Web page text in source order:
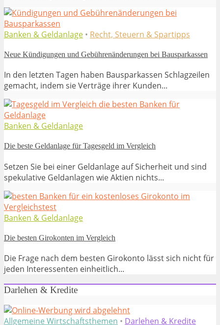
Banken & Geldanlage • Recht, Steuern & Spartipps
Neue Kündigungen und Gebührenänderungen bei Bausparkassen
In den letzten Tagen haben Bausparkassen Schlagzeilen
gemacht, indem sie Verträge ihrer Kunden...
Banken & Geldanlage
Die beste Geldanlage für Tagesgeld im Vergleich
Setzen Sie bei einer Geldanlage auf Sicherheit und sind
spekulative Geldanlagen wie Aktien nichts...
Banken & Geldanlage
Die besten Girokonten im Vergleich
Die Frage nach dem besten Girokonto lässt sich nicht für
jeden Interessenten einheitlich...
Darlehen & Kredite
Allgemeine Wirtschaftsthemen • Darlehen & Kredite